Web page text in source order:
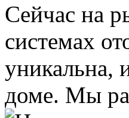
Сейчас на
системах
уникальна,
доме. Мы